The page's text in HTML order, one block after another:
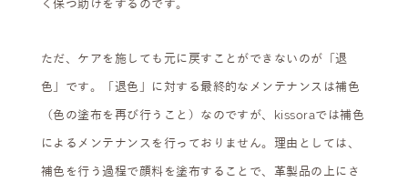
く保つ助けをするのです。
ただ、ケアを施しても元に戻すことができないのが「退
色」です。「退色」に対する最終的なメンテナンスは補色
（色の塗布を再び行うこと）なのですが、kissoraでは補色
によるメンテナンスを行っておりません。理由としては、
補色を行う過程で顔料を塗布することで、革製品の上にさ